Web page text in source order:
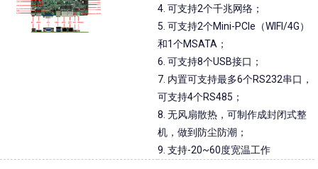
4. 可支持2个千兆网络；
5. 可支持2个Mini-PCIe（WIFI/4G）
和1个MSATA；
6. 可支持8个USB接口；
7. 内置可支持最多6个RS232串口，
可支持4个RS485；
8. 无风扇散热，可制作成封闭式整
机，做到防尘防潮；
9. 支持-20~60度宽温工作